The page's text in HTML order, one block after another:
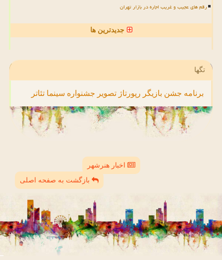
رقم های عجیب و غریب اجاره در بازار تهران
جدیدترین ها
تگها
برنامه جشن بازیگر رپورتاژ تصویر جشنواره سینما تئاتر
اخبار هنرشهر
بازگشت به صفحه اصلی